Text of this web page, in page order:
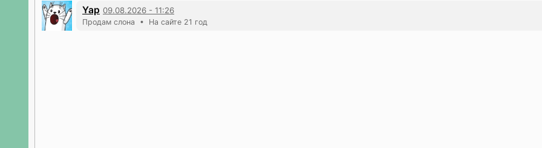
Yap 09.08.2026 - 11:26
Продам слона • На сайте 21 год